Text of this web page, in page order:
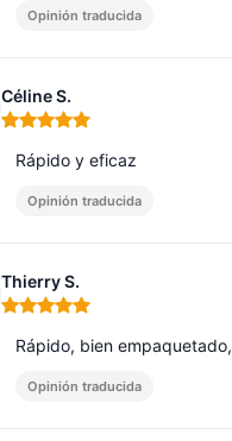
Opinión traducida
Céline S.
Nota: 5 de 5
Rápido y eficaz
Opinión traducida
Thierry S.
Nota: 5 de 5
Rápido, bien
Opinión traducida